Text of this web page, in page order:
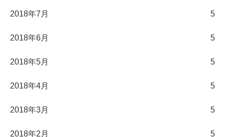
2018年7月 5
2018年6月 5
2018年5月 5
2018年4月 5
2018年3月 5
2018年2月 5